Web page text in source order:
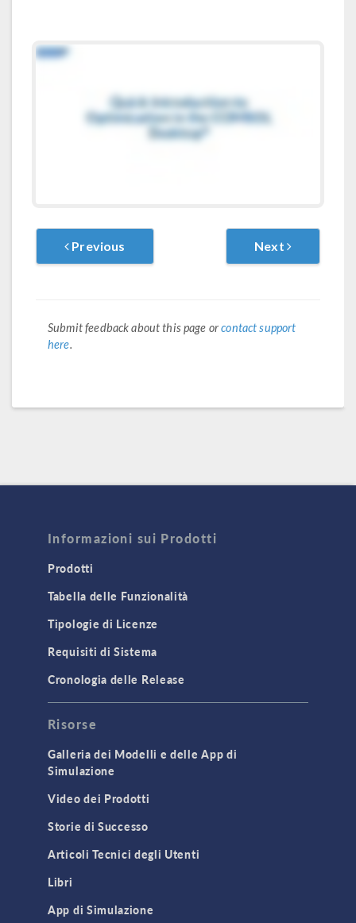
Previous Next
Submit feedback about this page orcontact support
here.
Informazioni sui Prodotti
Prodotti
Tabella delle Funzionalità
Tipologie di Licenze
Requisiti di Sistema
Cronologia delle Release
Risorse
Galleria dei Modelli e delle App di
Simulazione
Video dei Prodotti
Storie di Successo
Articoli Tecnici degli Utenti
Libri
App di Simulazione